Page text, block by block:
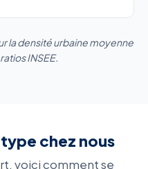
la densité urbaine moyenne
INSEE.
chez nous
voici comment se